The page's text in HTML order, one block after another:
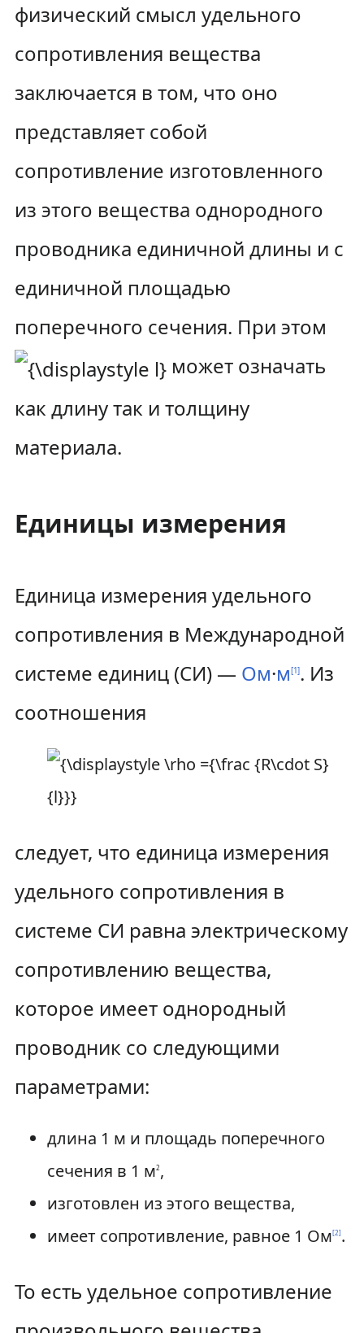
физический смысл удельного
сопротивления вещества
заключается в том, что оно
представляет собой
сопротивление изготовленного
из этого вещества однородного
проводника единичной длины и с
единичной площадью
поперечного сечения. При этом
может означать
как длину так и толщину
материала.
Единицы измерения
Единица измерения удельного
сопротивления в Международной
системе единиц (СИ) — Ом·м [1]. Из
соотношения
следует, что единица измерения
удельного сопротивления в
системе СИ равна электрическому
сопротивлению вещества,
которое имеет однородный
проводник со следующими
параметрами:
длина 1 м и площадь поперечного
сечения в 1 м2,
изготовлен из этого вещества,
имеет сопротивление, равное 1 Ом[2].
То есть удельное сопротивление